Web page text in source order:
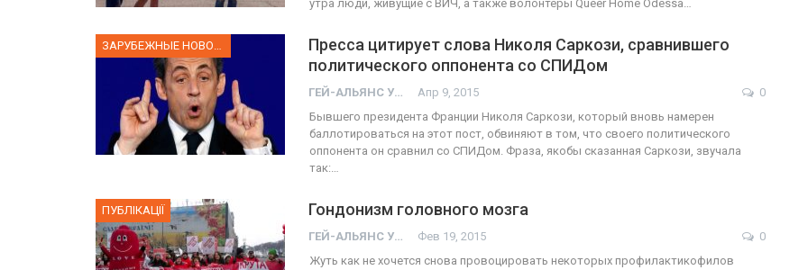
утра люди, живущие с ВИЧ, а также волонтеры Queer Home Odessa…
ЗАРУБЕЖНЫЕ НОВОСТИ
Пресса цитирует слова Николя Саркози, сравнившего
политического оппонента со СПИДом
ГЕЙ-АЛЬЯНС УКРАИНА Апр 9, 2015
0
Бывшего президента Франции Николя Саркози, который вновь намерен
баллотироваться на этот пост, обвиняют в том, что своего политического
оппонента он сравнил со СПИДом. Фраза, якобы сказанная Саркози, звучала
так:…
ПУБЛІКАЦІЇ Гондонизм головного мозга
ГЕЙ-АЛЬЯНС УКРАИНА Фев 19, 2015
0
Жуть как не хочется снова провоцировать некоторых профилактикофилов